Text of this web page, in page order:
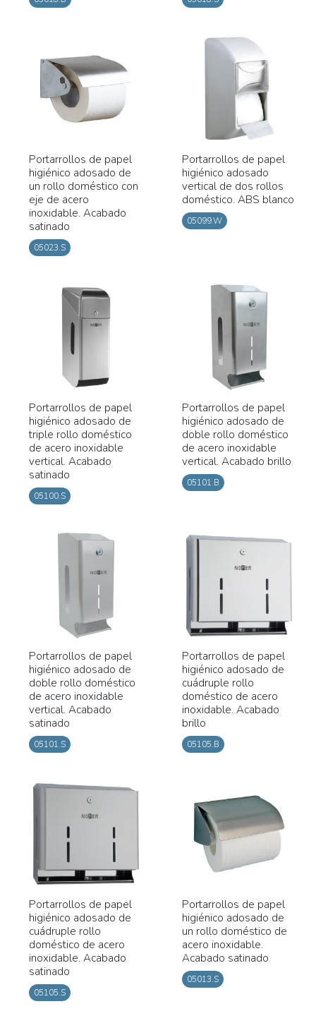
Portarrollos de papel
higiénico adosado de
un rollo doméstico con
eje de acero
inoxidable. Acabado
satinado
05023.S
Portarrollos de papel
higiénico adosado
vertical de dos rollos
doméstico. ABS blanco
05099.W
Portarrollos de papel
higiénico adosado de
triple rollo doméstico
de acero inoxidable
vertical. Acabado
satinado
05100.S
Portarrollos de papel
higiénico adosado de
doble rollo doméstico
de acero inoxidable
vertical. Acabado brillo
05101.B
Portarrollos de papel
higiénico adosado de
doble rollo doméstico
de acero inoxidable
vertical. Acabado
satinado
05101.S
Portarrollos de papel
higiénico adosado de
cuádruple rollo
doméstico de acero
inoxidable. Acabado
brillo
05105.B
Portarrollos de papel
higiénico adosado de
cuádruple rollo
doméstico de acero
inoxidable. Acabado
satinado
05105.S
Portarrollos de papel
higiénico adosado de
un rollo doméstico de
acero inoxidable.
Acabado satinado
05013.S